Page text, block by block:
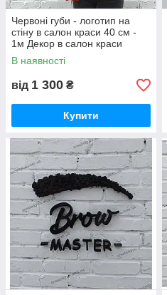
Червоні губи - логотип на
стіну в салон краси 40 см -
1м Декор в салон краси
В наявності
від 1 300 ₴
Купити